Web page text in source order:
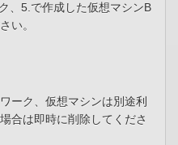
、5.で作成した仮想マシンB
い。
ーク、仮想マシンは別途利
合は即時に削除してくださ